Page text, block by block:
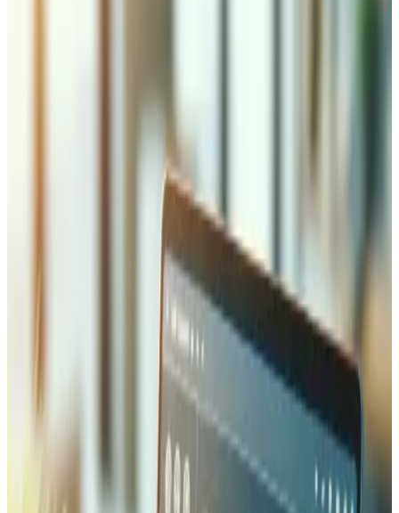
Konfigurationen und erweiterten Preisregeln, die
einfachere Plattformen nicht bewältigen können.
Magento unterstützt B2B- und B2C-Commerce,
mehrsprachige und mehrwährungsfähige Storefronts und
lässt sich mit praktisch jedem Zahlungsgateway und
Versanddienstleister integrieren.
Was Wir mit Magento Entwickeln
Unsere Magento-Expertise deckt das gesamte Spektrum
der E-Commerce-Anforderungen ab. Wir erstellen
individuelle Magento 2-Storefronts mit Integration
Schweizer Zahlungsmittel (Twint, PostFinance), Multi-
Shop-Konfigurationen für verschiedene Märkte, B2B-
Commerce-Portale mit Unternehmenskonten und
individueller Preisgestaltung sowie
Produktkonfiguratoren. Wir entwickeln zudem individuelle
Magento-Extensions, integrieren Magento mit ERP-
Systemen (SAP, Abacus) und realisieren Headless-